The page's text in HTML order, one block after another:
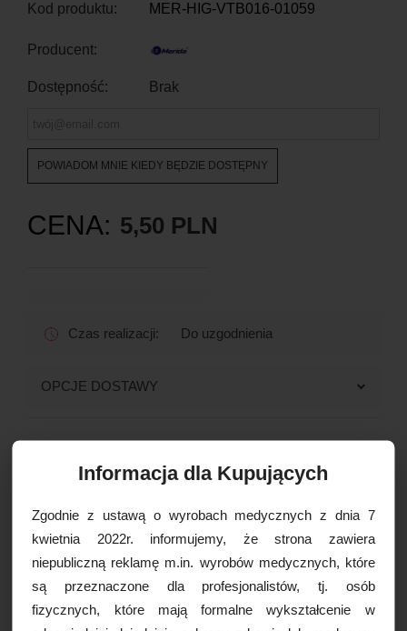
Kod produktu: MER-HIG-VTB016-01059
Producent:
Dostępność: Brak
POWIADOM MNIE KIEDY BĘDZIE DOSTĘPNY
CENA: 5,50 PLN
Czas realizacji: Do uzgodnienia
OPCJE DOSTAWY
Paczkomaty 16,99 zł brutto
Kurier Inpost pobraniowy 24,99 zł brutto
19,99 zł brutto
Kurier GLS pobraniowy 24,99 zł brutto
Kurier DPD 19,99 zł brutto
Kurier DPD pobraniowy
WIĘCEJ INFORMACJI
Ręcznik ZZ biały Merida TOP 2W
(21x12x10cm), biały, 160szt./op.
Informacja dla Kupujących
Zgodnie z ustawą o wyrobach medycznych z dnia 7
kwietnia 2022r. informujemy, że strona zawiera
niepubliczną reklamę m.in. wyrobów medycznych, które
są przeznaczone dla profesjonalistów, tj. osób
fizycznych, które mają formalne wykształcenie w